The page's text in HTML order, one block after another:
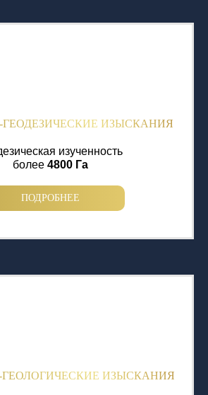
ИЗЫСКАНИЯ
изученность
более 4800 Га
ПОДРОБНЕЕ
ИЗЫСКАНИЯ